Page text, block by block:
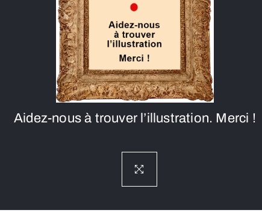
Aidez-nous à trouver l’illustration. Merci !